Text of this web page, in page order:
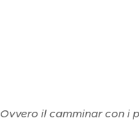
Ovvero il camminar con i